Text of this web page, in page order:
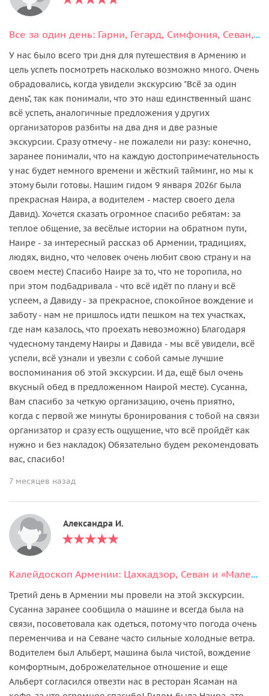
Все за один день: Гарни, Гегард, Симфония, Севан, Дилижан, Агарцин
У нас было всего три дня для путешествия в Армению и
цель успеть посмотреть насколько возможно много. Очень
обрадовались, когда увидели экскурсию "Всё за один
день", так как понимали, что это наш единственный шанс
всё успеть, аналогичные предложения у других
организаторов разбиты на два дня и две разные
экскурсии. Сразу отмечу - не пожалели ни разу: конечно,
заранее понимали, что на каждую достопримечательность
у нас будет немного времени и жёсткий тайминг, но мы к
этому были готовы. Нашим гидом 9 января 2026г была
прекрасная Наира, а водителем - мастер своего дела
Давид). Хочется сказать огромное спасибо ребятам: за
теплое общение, за весёлые истории на обратном пути,
Наире - за интересный рассказ об Армении, традициях,
людях, видно, что человек очень любит свою страну и на
своем месте) Спасибо Наире за то, что не торопила, но
при этом подбадривала - что всё идёт по плану и всё
успеем, а Давиду - за прекрасное, спокойное вождение и
заботу - нам не пришлось идти пешком на тех участках,
где нам казалось, что проехать невозможно) Благодаря
чудесному тандему Наиры и Давида - мы всё увидели, всё
успели, всё узнали и увезли с собой самые лучшие
воспоминания об этой экскурсии. И да, ещё был очень
вкусный обед в предложенном Наирой месте). Сусанна,
Вам спасибо за четкую организацию, очень приятно,
когда с первой же минуты бронирования с тобой на связи
организатор и сразу есть ощущение, что всё пройдёт как
нужно и без накладок) Обязательно будем рекомендовать
вас, спасибо!
7 месяцев назад
Александра И.
Калейдоскоп Армении: Цахкадзор, Севан и «Маленькая Швейцария» — Дилижан
Третий день в Армении мы провели на этой экскурсии.
Сусанна заранее сообщила о машине и всегда была на
связи, посоветовала как одеться, потому что погода очень
переменчива и на Севане часто сильные холодные ветра.
Водителем был Альберт, машина была чистой, вождение
комфортным, доброжелательное отношение и еще
Альберт согласился отвезти нас в ресторан Ясаман на